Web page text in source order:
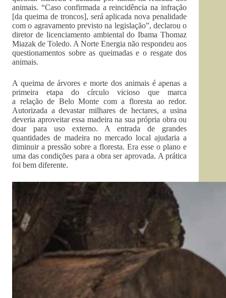
animais. “Caso confirmada a reincidência na infração
[da queima de troncos], será aplicada nova penalidade
com o agravamento previsto na legislação”, declarou o
diretor de licenciamento ambiental do Ibama Thomaz
Miazak de Toledo. A Norte Energia não respondeu aos
questionamentos sobre as queimadas e o resgate dos
animais.
A queima de árvores e morte dos animais é apenas a
primeira etapa do círculo vicioso que marca
a relação de Belo Monte com a floresta ao redor.
Autorizada a devastar milhares de hectares, a usina
deveria aproveitar essa madeira na sua própria obra ou
doar para uso externo. A entrada de grandes
quantidades de madeira no mercado local ajudaria a
diminuir a pressão sobre a floresta. Era esse o plano e
uma das condições para a obra ser aprovada. A prática
foi bem diferente.